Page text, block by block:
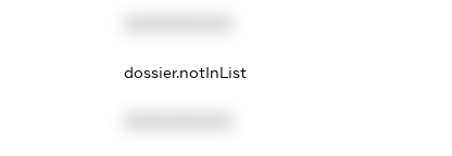
dossier.notInList